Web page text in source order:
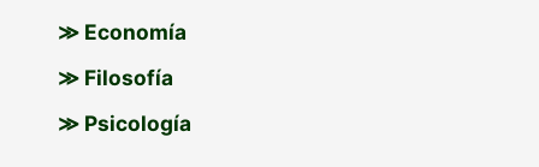
≫ Economía
≫ Filosofía
≫ Psicología